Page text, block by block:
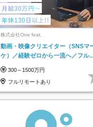
株式会社One feat.
動画・映像クリエイター（SNSマ
ケ）／経験ゼロから一流へ／フル
日以上
300～1500万円
フルリモートあり